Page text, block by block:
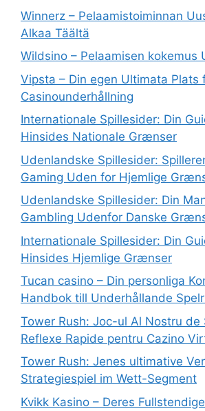
Winnerz – Pelaamistoiminnan
Alkaa Täältä
Wildsino – Pelaamisen kokemus
Vipsta – Din egen Ultimata Plats
Casinounderhållning
Internationale Spillesider: Din
Hinsides Nationale Grænser
Udenlandske Spillesider:
Gaming Uden for Hjemlige
Udenlandske Spillesider: Din
Gambling Udenfor Danske
Internationale Spillesider: Din
Hinsides Hjemlige Grænser
Tucan casino – Din personliga
Handbok till Underhållande
Tower Rush: Joc-ul Al Nostru de
Reflexe Rapide pentru Cazino
Tower Rush: Jenes ultimative
Strategiespiel im Wett-Segment
Kvikk Kasino – Deres